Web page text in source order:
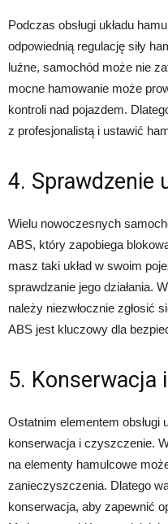
Podczas obsługi układu
odpowiednią regulację siły
luźne, samochód może nie
mocne hamowanie może
kontroli nad pojazdem.
z profesjonalistą i ustawić
4. Sprawdzenie
Wielu nowoczesnych
ABS, który zapobiega
masz taki układ w swoim
sprawdzanie jego działania.
należy niezwłocznie zgłosić
ABS jest kluczowy dla
5. Konserwacja
Ostatnim elementem obsługi
konserwacja i czyszczenie.
na elementy hamulcowe
zanieczyszczenia. Dlatego
konserwacja, aby zapewnić